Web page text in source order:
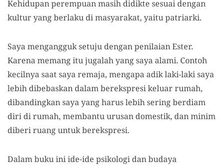
Kehidupan perempuan masih didikte sesuai dengan
kultur yang berlaku di masyarakat, yaitu patriarki.
Saya mengangguk setuju dengan penilaian Ester.
Karena memang itu jugalah yang saya alami. Contoh
kecilnya saat saya remaja, mengapa adik laki-laki saya
lebih dibebaskan dalam berekspresi keluar rumah,
dibandingkan saya yang harus lebih sering berdiam
diri di rumah, membantu urusan domestik, dan minim
diberi ruang untuk berekspresi.
Dalam buku ini ide-ide psikologi dan budaya